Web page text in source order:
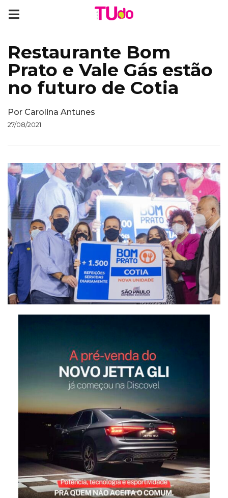
Restaurante Bom
Prato e Vale Gás estão
no futuro de Cotia
Por Carolina Antunes
27/08/2021